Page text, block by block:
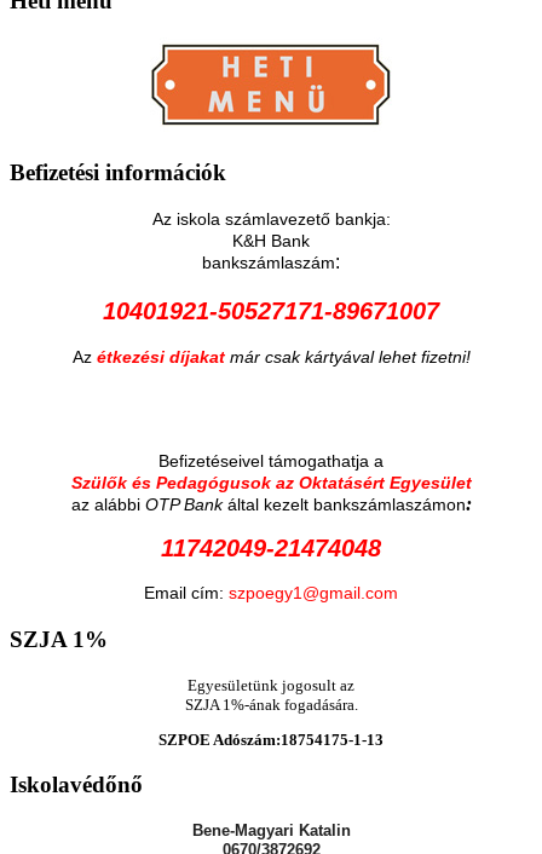
Befizetési információk
Az iskola számlavezető bankja:
K&H Bank
bankszámlaszám:
10401921-50527171-89671007
Az étkezési díjakat már csak kártyával lehet fizetni!
Befizetéseivel támogathatja a
Szülők és Pedagógusok az Oktatásért Egyesület
az alábbi OTP Bankáltal kezelt bankszámlaszámon:
11742049-21474048
Email cím: szpoegy1@gmail.com
SZJA 1%
Egyesületünk jogosult az
SZJA 1%-ának fogadására.
SZPOE Adószám:18754175-1-13
Iskolavédőnő
Bene-Magyari Katalin
0670/3872692